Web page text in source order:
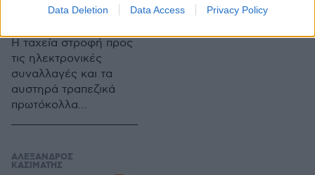
Data Deletion Data Access Privacy Policy
συμπολιτών μας
Η ταχεία στροφή προς
τις ηλεκτρονικές
συναλλαγές και τα
αυστηρά τραπεζικά
πρωτόκολλα
δημιουργώντας
ανησυχίες για τη
19.11.2025, 06:33 30
ΑΛΕΞΑΝΔΡΟΣ
ΚΑΣΙΜΑΤΗΣ